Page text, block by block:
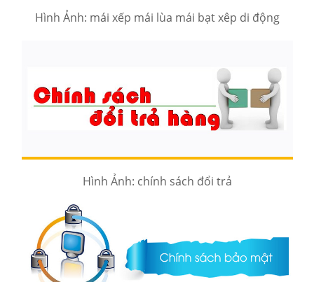
Hình Ảnh: mái xếp mái lùa mái bạt xêp di động
Hình Ảnh: chính sách đổi trả